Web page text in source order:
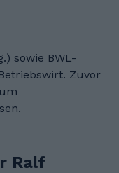
sowie BWL-
Zuvor
Ralf